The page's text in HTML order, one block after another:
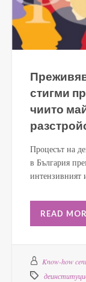
стигми
чиито
Процесът на
в България
интензивният
READ
Know-how